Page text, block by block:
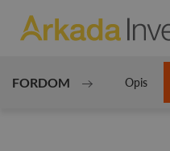
FORDOM Opis